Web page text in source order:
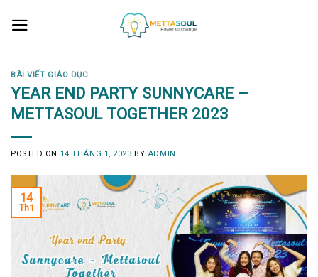
BÀI VIẾT GIÁO DỤC
YEAR END PARTY SUNNYCARE –
METTASOUL TOGETHER 2023
POSTED ON 14 THÁNG 1, 2023 BY ADMIN
14
Th1